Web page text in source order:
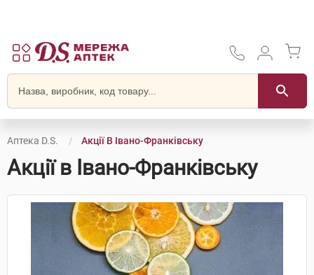
Аптека D.S. Акції В Івано-Франківську
Акції в Івано-Франківську